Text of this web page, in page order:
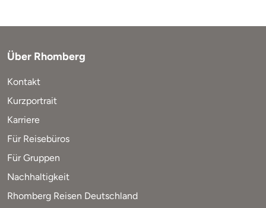
Über Rhomberg
Kontakt
Kurzportrait
Karriere
Für Reisebüros
Für Gruppen
Nachhaltigkeit
Rhomberg Reisen Deutschland